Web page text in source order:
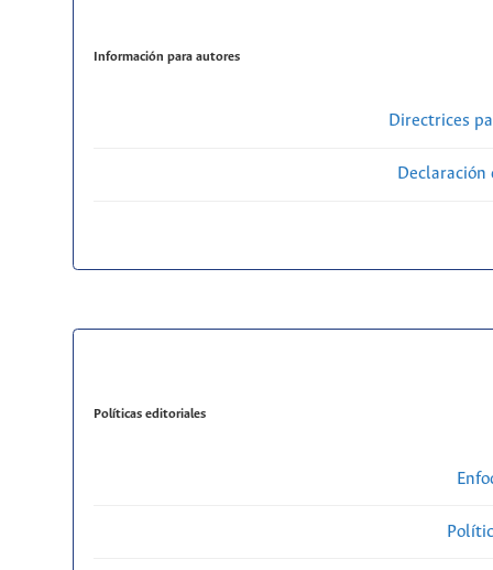
Información para autores
Directrices
Políticas editoriales